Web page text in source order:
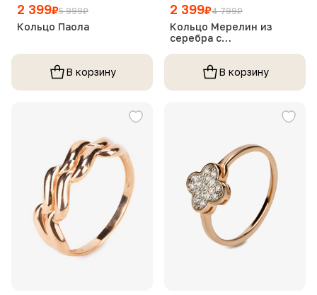
2 399₽5 999₽
Кольцо Паола
В корзину
2 399₽4 799₽
Кольцо Мерелин из
серебра с
В корзину